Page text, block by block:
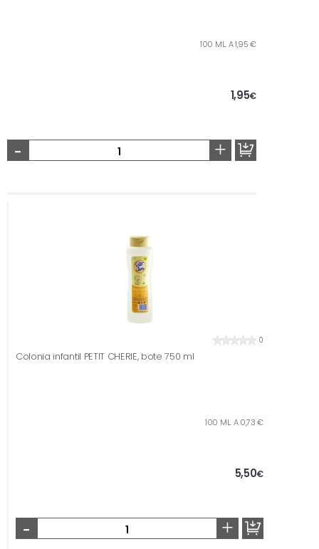
100 ML. A 1,95 €
1,95€
- +
0
Colonia infantil PETIT CHERIE, bote 750 ml
100 ML. A 0,73 €
5,50€
- +